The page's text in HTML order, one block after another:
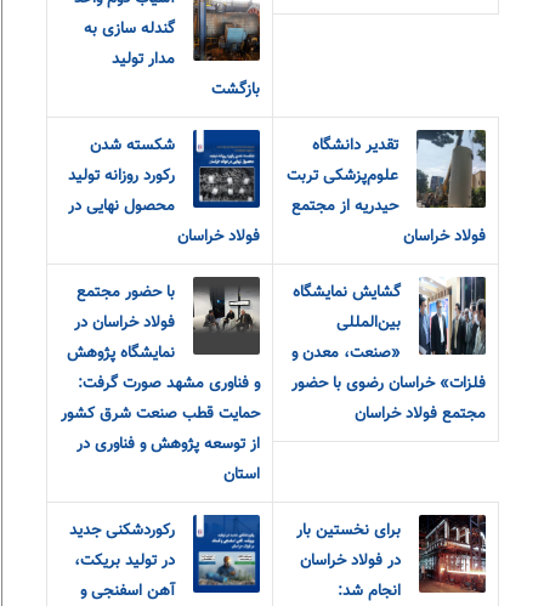
گندله سازی به
مدار تولید
بازگشت
تقدیر دانشگاه
علوم‌پزشکی تربت
حیدریه از مجتمع
فولاد خراسان
شکسته شدن
رکورد روزانه تولید
محصول نهایی در
فولاد خراسان
گشایش نمایشگاه
بین‌المللی
«صنعت، معدن و
فلزات» خراسان رضوی با حضور
مجتمع فولاد خراسان
با حضور مجتمع
فولاد خراسان در
نمایشگاه پژوهش
و فناوری مشهد صورت گرفت:
حمایت قطب صنعت شرق کشور
از توسعه پژوهش و فناوری در
استان
برای نخستین بار
در فولاد خراسان
انجام شد:
رکوردشکنی جدید
در تولید بریکت،
آهن اسفنجی و